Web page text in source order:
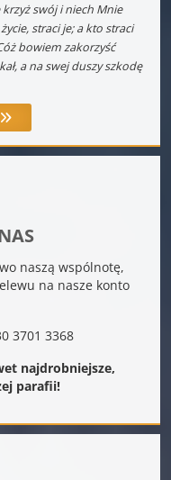
swój i niech Mnie
straci je; a kto straci
bowiem zakorzyść
a na swej duszy szkodę
naszą wspólnotę,
na nasze konto
3701 3368
najdrobniejsze,
parafii!